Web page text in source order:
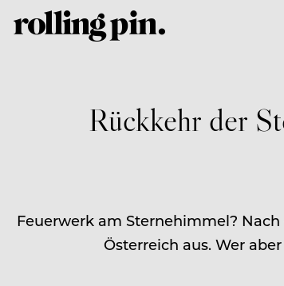
Rückkehr der
Feuerwerk am Sternehimmel?
Österreich aus. Wer